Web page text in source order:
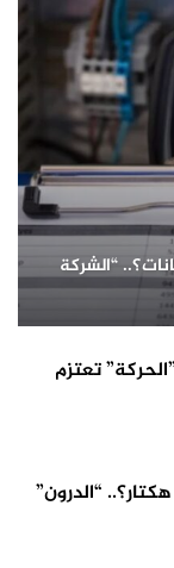
“الشركة
تعتزم
بعد أن أتت النيران على 400 هكتار؟.. “الدرون”